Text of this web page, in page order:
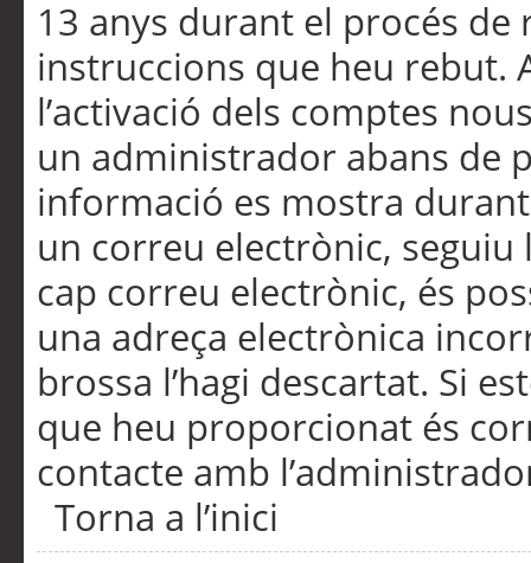
13 anys durant el procés de
instruccions que heu rebut.
l’activació dels comptes
un administrador abans de
informació es mostra
un correu electrònic,
cap correu electrònic, és
una adreça electrònica
brossa l’hagi descartat. Si
que heu proporcionat és
contacte amb
Torna a l’inici